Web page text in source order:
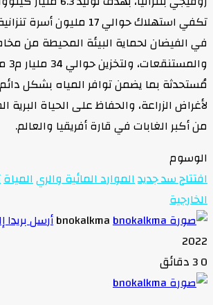
تكفي استهلاك حوالي 17 مليون
الفيضان لحماية البيئة المحيطة من
بما يضمن توافر المياه بشكل دائم
الزراعة، والحفاظ على الحياة البرية
أكبر الغابات في قارة أفريقيا والعالم.
سد جديدالموارد المائية والريالمياة
bnokalkmaأرسل بريدا
3 دقائق